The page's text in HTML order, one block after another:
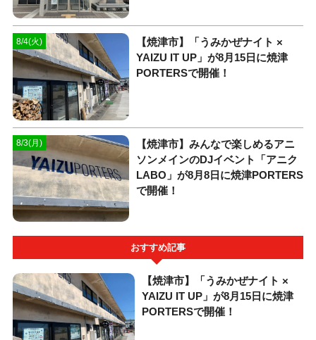
8/4(火)
【焼津市】「うみかぜナイト ×
YAIZU IT UP」が8月15日に焼津
PORTERSで開催！
8/3(月)
【焼津市】みんなで楽しめるアニ
ソンメインのDJイベント「アニク
LABO」が8月8日に焼津PORTERS
で開催！
おすすめ記事
【焼津市】「うみかぜナイト ×
YAIZU IT UP」が8月15日に焼津
PORTERSで開催！